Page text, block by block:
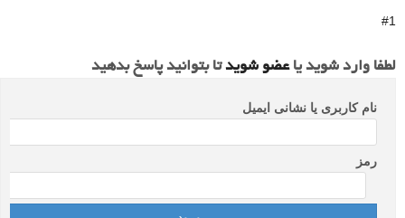
#1
لطفا وارد شوید یاعضو شویدتا بتوانید پاسخ بدهید
نام کاربری یا نشانی ایمیل
رمز